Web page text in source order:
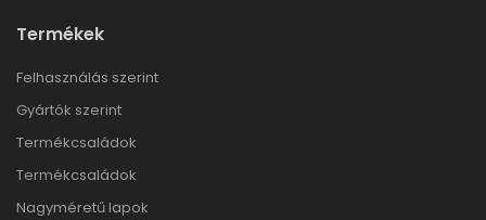
Termékek
Felhasználás szerint
Gyártók szerint
Termékcsaládok
Termékcsaládok
Nagyméretű lapok